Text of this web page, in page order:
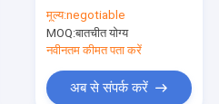
मूल्य:negotiable
MOQ:बातचीत योग्य
नवीनतम कीमत पता करें
अब से संपर्क करें